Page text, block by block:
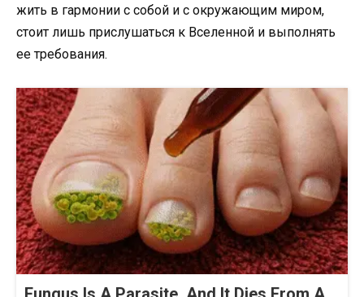
жить в гармонии с собой и с окружающим миром,
стоит лишь прислушаться к Вселенной и выполнять
ее требования.